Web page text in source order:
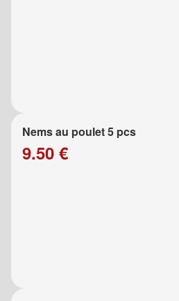
Nems au poulet 5 pcs
9.50 €